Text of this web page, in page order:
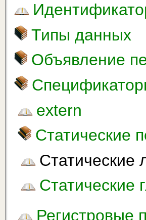
Типы данных
Объявление
extern
Статические
Статические
Статические
Регистровые